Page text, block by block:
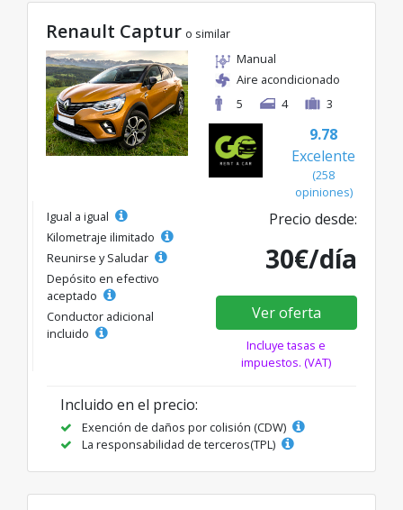
Renault Captur o similar
Manual
Aire acondicionado
5
4 3
9.78
Excelente
(258
opiniones)
Igual a igual
Kilometraje ilimitado
Reunirse y Saludar
Depósito en efectivo
aceptado
Conductor adicional
incluido
Precio desde:
30€/día
Ver oferta
Incluye tasas e
impuestos. (VAT)
Incluido en el precio:
Exención de daños por colisión (CDW)
La responsabilidad de terceros(TPL)